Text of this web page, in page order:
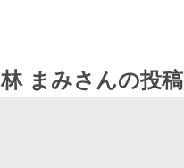
林 まみさんの投稿